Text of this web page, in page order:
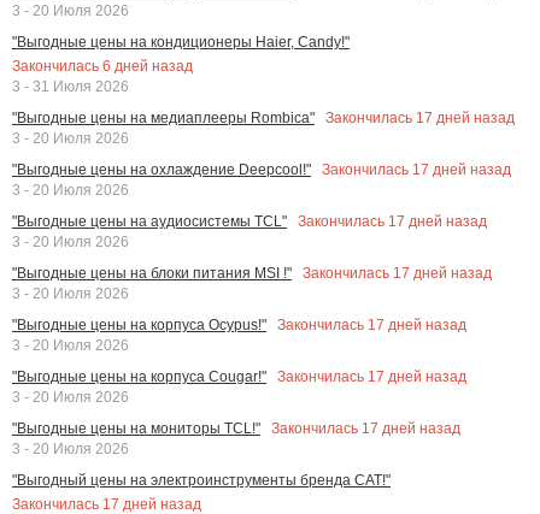
3 - 20 Июля 2026
"Выгодные цены на кондиционеры Haier, Candy!"
Закончилась 6 дней назад
3 - 31 Июля 2026
"Выгодные цены на медиаплееры Rombica"
Закончилась 17 дней назад
3 - 20 Июля 2026
"Выгодные цены на охлаждение Deepcool!"
Закончилась 17 дней назад
3 - 20 Июля 2026
"Выгодные цены на аудиосистемы TCL"
Закончилась 17 дней назад
3 - 20 Июля 2026
"Выгодные цены на блоки питания MSI !"
Закончилась 17 дней назад
3 - 20 Июля 2026
"Выгодные цены на корпуса Ocypus!"
Закончилась 17 дней назад
3 - 20 Июля 2026
"Выгодные цены на корпуса Cougar!"
Закончилась 17 дней назад
3 - 20 Июля 2026
"Выгодные цены на мониторы TCL!"
Закончилась 17 дней назад
3 - 20 Июля 2026
"Выгодный цены на электроинструменты бренда CAT!"
Закончилась 17 дней назад